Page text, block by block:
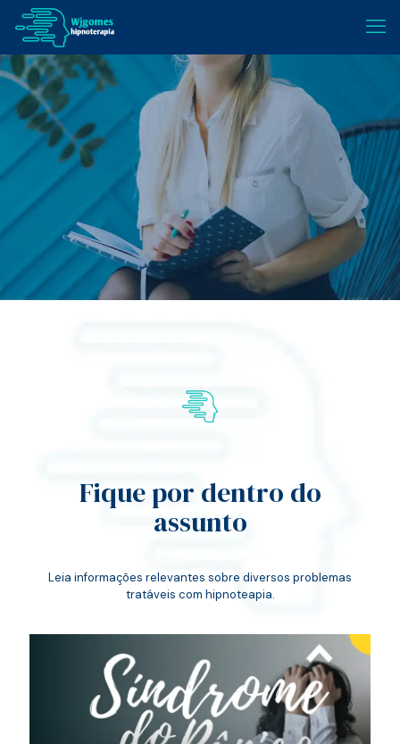
Fique por dentro do
assunto
Leia informações relevantes sobre diversos problemas
tratáveis com hipnoteapia.